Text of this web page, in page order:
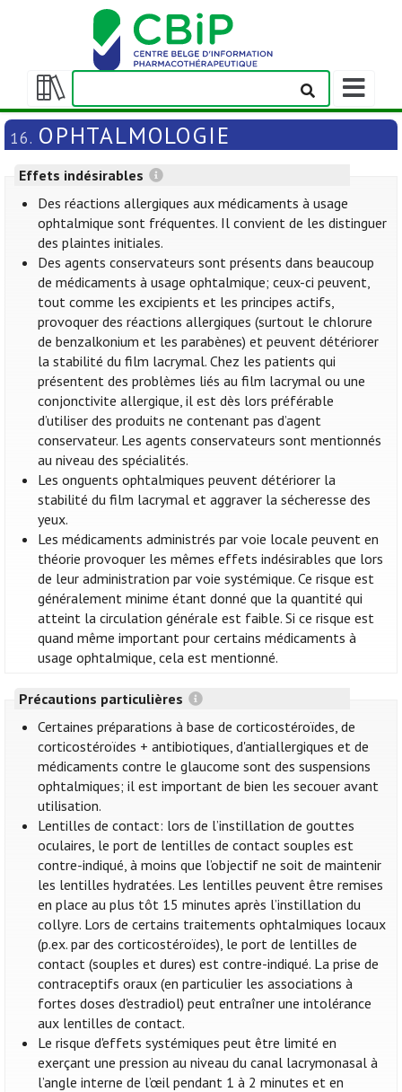
Afficher/masquer
la
table
matières
Afficher/
la
barre
navigation
16. OPHTALMOLOGIE
Effets indésirables
Des réactions allergiques aux médicaments à usage
ophtalmique sont fréquentes. Il convient de les distinguer
des plaintes initiales.
Des agents conservateurs sont présents dans beaucoup
de médicaments à usage ophtalmique; ceux-ci peuvent,
tout comme les excipients et les principes actifs,
provoquer des réactions allergiques (surtout le chlorure
de benzalkonium et les parabènes) et peuvent détériorer
la stabilité du film lacrymal. Chez les patients qui
présentent des problèmes liés au film lacrymal ou une
conjonctivite allergique, il est dès lors préférable
d’utiliser des produits ne contenant pas d’agent
conservateur. Les agents conservateurs sont mentionnés
au niveau des spécialités.
Les onguents ophtalmiques peuvent détériorer la
stabilité du film lacrymal et aggraver la sécheresse des
yeux.
Les médicaments administrés par voie locale peuvent en
théorie provoquer les mêmes effets indésirables que lors
de leur administration par voie systémique. Ce risque est
généralement minime étant donné que la quantité qui
atteint la circulation générale est faible. Si ce risque est
quand même important pour certains médicaments à
usage ophtalmique, cela est mentionné.
Précautions particulières
Certaines préparations à base de corticostéroïdes, de
corticostéroïdes + antibiotiques, d'antiallergiques et de
médicaments contre le glaucome sont des suspensions
ophtalmiques; il est important de bien les secouer avant
utilisation.
Lentilles de contact: lors de l’instillation de gouttes
oculaires, le port de lentilles de contact souples est
contre-indiqué, à moins que l’objectif ne soit de maintenir
les lentilles hydratées. Les lentilles peuvent être remises
en place au plus tôt 15 minutes après l’instillation du
collyre. Lors de certains traitements ophtalmiques locaux
(p.ex. par des corticostéroïdes), le port de lentilles de
contact (souples et dures) est contre-indiqué. La prise de
contraceptifs oraux (en particulier les associations à
fortes doses d'estradiol) peut entraîner une intolérance
aux lentilles de contact.
Le risque d'effets systémiques peut être limité en
exerçant une pression au niveau du canal lacrymonasal à
l’angle interne de l’œil pendant 1 à 2 minutes et en